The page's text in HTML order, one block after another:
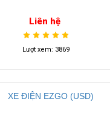
Liên hệ
Lượt xem: 3869